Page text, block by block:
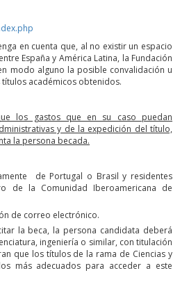
en cuenta que, al no existir un espacio
España y América Latina, la Fundación
modo alguno la posible convalidación u
académicos obtenidos.
los gastos que en su caso puedan
y de la expedición del título,
la persona becada.
de Portugal o Brasil y residentes
de la Comunidad Iberoamericana de
de correo electrónico.
la beca, la persona candidata deberá
ingeniería o similar, con titulación
que los títulos de la rama de Ciencias y
más adecuados para acceder a este